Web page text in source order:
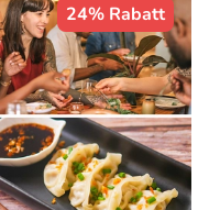
24% Rabatt